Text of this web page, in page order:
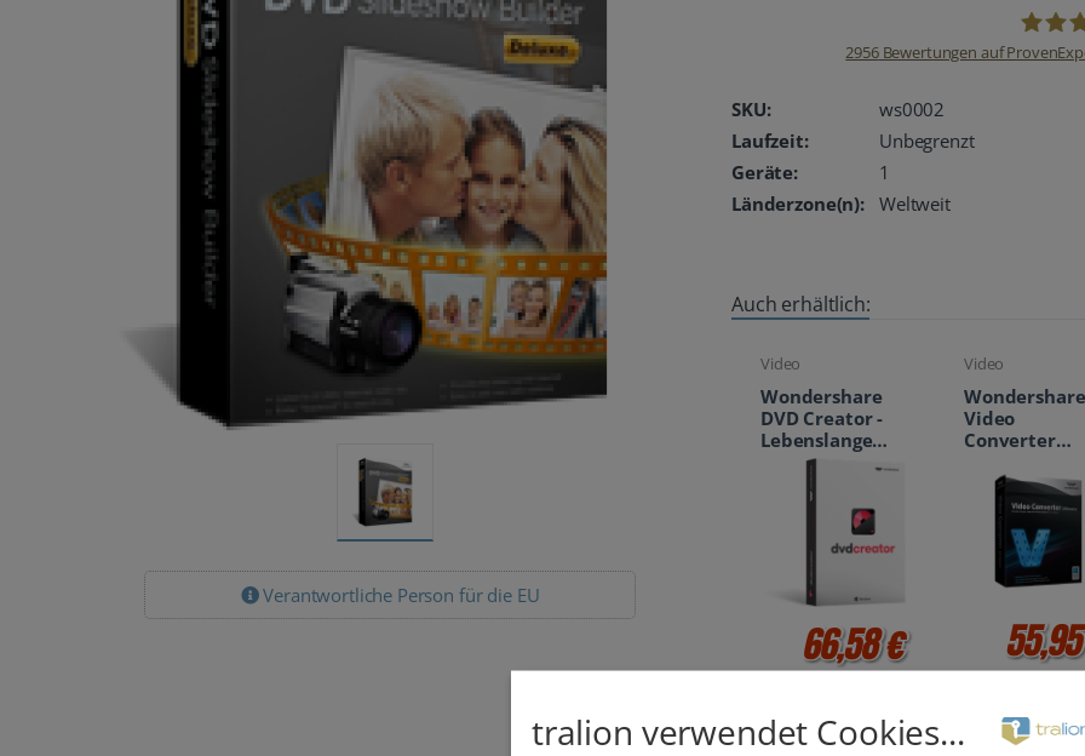
Verantwortliche Person für die EU
2956Bewertungen auf
SKU:
ws0002
Laufzeit:
Unbegrenzt
Geräte:
1
Länderzone(n):
Weltweit
Auch erhältlich:
Video
Wondershare
DVD Creator -
Lebenslange
Lizenz
66,58 €
Video
Wondershare
Video
Converter
tralion verwendet Cookies...